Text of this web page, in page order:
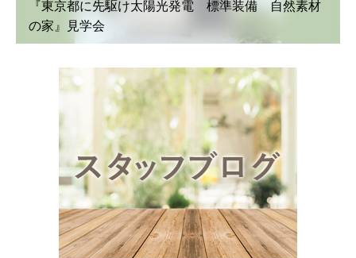
『東京都に先駆け太陽光発電 標準装備 自然素材
の家』見学会